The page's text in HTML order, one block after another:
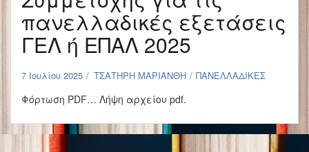
πανελλαδικές εξετάσεις
ΓΕΛ ή ΕΠΑΛ 2025
7 Ιουλίου 2025 ΤΣΑΤΗΡΗ ΜΑΡΙΑΝΘΗ ΠΑΝΕΛΛΑΔΙΚΕΣ
Φόρτωση PDF… Λήψη αρχείου pdf.